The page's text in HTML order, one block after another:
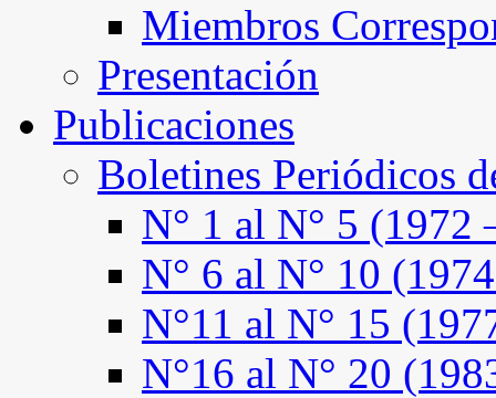
Miembros
Presentación
Publicaciones
Boletines Periódicos
N° 1 al N° 5 (1972
N° 6 al N° 10
N°11 al N° 15
N°16 al N° 20